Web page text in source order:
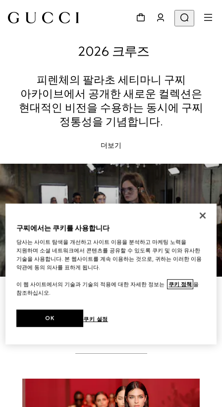
2026 크루즈
피렌체의 팔라초 세티마니 구찌
아카이브에서 공개한 새로운 컬렉션은
현대적인 비전을 수용하는 동시에 구찌
정통성을 기념합니다.
더보기
더 보기
스토리 더 보기
구찌에서는 쿠키를 사용합니다
당사는 사이트 탐색을 개선하고 사이트 이용을 분석하고 마케팅 노력을
지원하며 소셜 네트워크에서 콘텐츠를 공유할 수 있도록 쿠키 및 이와 유사한
기술을 사용합니다. 본 웹사이트를 계속 이용하는 것으로, 귀하는 이러한 이용
약관에 동의 의사를 표하게 됩니다.
이 웹 사이트에서의 기술과 기술의 적용에 대한 자세한 정보는 쿠키 정책 을
참조하십시오.
쿠키 설정
OK